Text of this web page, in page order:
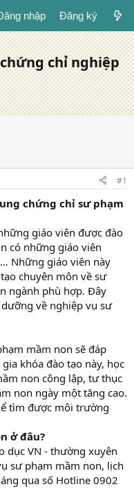
nhập Đăng ký
chỉ nghiệp
#1
chứng chỉ sư phạm
giáo viên được đào
có những giáo viên
Những giáo viên này
chuyên môn về sư
ngành phù hợp. Đây
về nghiệp vụ sư
mầm non sẽ đáp
khóa đào tạo này, học
non công lập, tư thục
non ngày một tăng cao.
tìm được môi trường
ở đâu?
dục VN - thường xuyên
sư phạm mầm non, lịch
qua số Hotline 0902